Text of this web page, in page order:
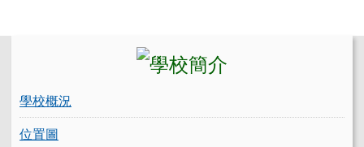
學校概況
位置圖